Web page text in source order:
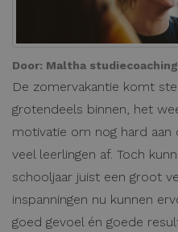
Door: Maltha studiecoaching
De zomervakantie komt
grotendeels binnen, het
motivatie om nog hard aan
veel leerlingen af. Toch
schooljaar juist een groot
inspanningen nu kunnen
goed gevoel én goede